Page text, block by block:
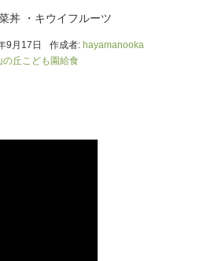
丼 ・キウイフルーツ
9月17日 作成者: hayamanooka
の丘こども園給食